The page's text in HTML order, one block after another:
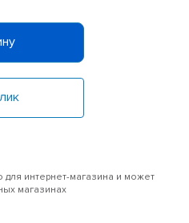
для интернет-магазина и может
магазинах